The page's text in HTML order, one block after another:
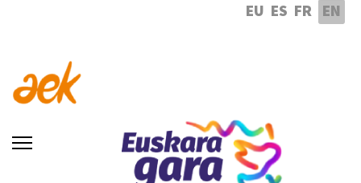
EU ES FR EN